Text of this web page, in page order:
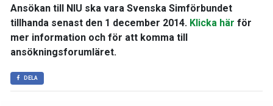
Ansökan till NIU ska vara Svenska Simförbundet
tillhanda senast den 1 december 2014. Klicka här för
mer information och för att komma till
ansökningsforumläret.
DELA